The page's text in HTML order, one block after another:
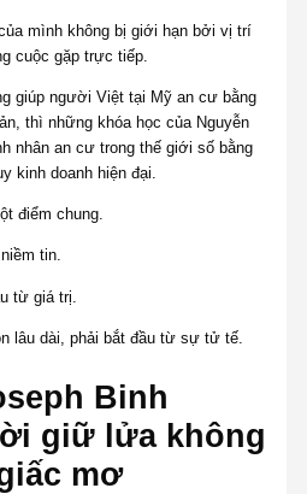
mình không bị giới hạn bởi vị trí
cuộc gặp trực tiếp.
giúp người Việt tại Mỹ an cư bằng
thì những khóa học của Nguyễn
nhân an cư trong thế giới số bằng
kinh doanh hiện đại.
điểm chung.
tin.
từ giá trị.
lâu dài, phải bắt đầu từ sự tử tế.
Binh
giữ lửa không
mơ